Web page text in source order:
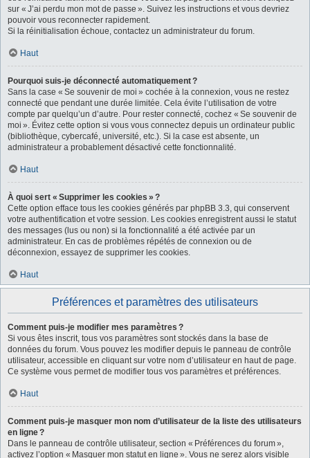
sur « J’ai perdu mon mot de passe ». Suivez les instructions et vous devriez
pouvoir vous reconnecter rapidement.
Si la réinitialisation échoue, contactez un administrateur du forum.
Haut
Pourquoi suis-je déconnecté automatiquement ?
Sans la case « Se souvenir de moi » cochée à la connexion, vous ne restez
connecté que pendant une durée limitée. Cela évite l’utilisation de votre
compte par quelqu’un d’autre. Pour rester connecté, cochez « Se souvenir de
moi ». Évitez cette option si vous vous connectez depuis un ordinateur public
(bibliothèque, cybercafé, université, etc.). Si la case est absente, un
administrateur a probablement désactivé cette fonctionnalité.
Haut
À quoi sert « Supprimer les cookies » ?
Cette option efface tous les cookies générés par phpBB 3.3, qui conservent
votre authentification et votre session. Les cookies enregistrent aussi le statut
des messages (lus ou non) si la fonctionnalité a été activée par un
administrateur. En cas de problèmes répétés de connexion ou de
déconnexion, essayez de supprimer les cookies.
Haut
Préférences et paramètres des utilisateurs
Comment puis-je modifier mes paramètres ?
Si vous êtes inscrit, tous vos paramètres sont stockés dans la base de
données du forum. Vous pouvez les modifier depuis le panneau de contrôle
utilisateur, accessible en cliquant sur votre nom d’utilisateur en haut de page.
Ce système vous permet de modifier tous vos paramètres et préférences.
Haut
Comment puis-je masquer mon nom d’utilisateur de la liste des utilisateurs
en ligne ?
Dans le panneau de contrôle utilisateur, section « Préférences du forum »,
activez l’option « Masquer mon statut en ligne ». Vous ne serez alors visible